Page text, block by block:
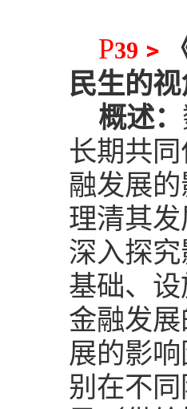
P39 ﹥
民生的
概述：
长期共
融发展
理清其
深入探
基础、
金融发
展的影
别在不